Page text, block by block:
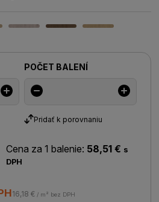
POČET BALENÍ
Pridať k porovnaniu
Cena za 1 balenie: 58,51 € s
DPH
16,18 € / m² bez DPH